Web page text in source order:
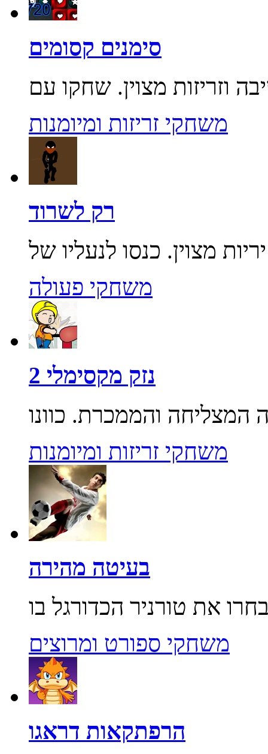
סימנים קסומים
משחקי זריזות ומיומנות
רק לשרוד
משחקי פעולה
נזק מקסימלי 2
משחקי זריזות ומיומנות
בעיטה מהירה
משחקי ספורט ומרוצים
הרפתקאות דראגו